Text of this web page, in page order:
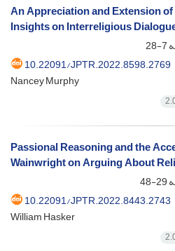
An Appreciation and Extension
Insights on Interreligious
7-28
10.22091/JPTR.2022.8598.2769
Nancey Murphy
Passional Reasoning and the
Wainwright on Arguing About
29-48
10.22091/JPTR.2022.8443.2743
William Hasker